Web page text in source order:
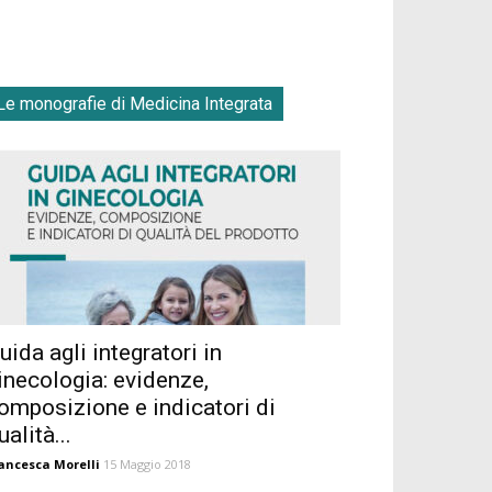
monografie di Medicina Integrata
agli integratori in
evidenze,
e indicatori di
Morelli 15 Maggio 2018